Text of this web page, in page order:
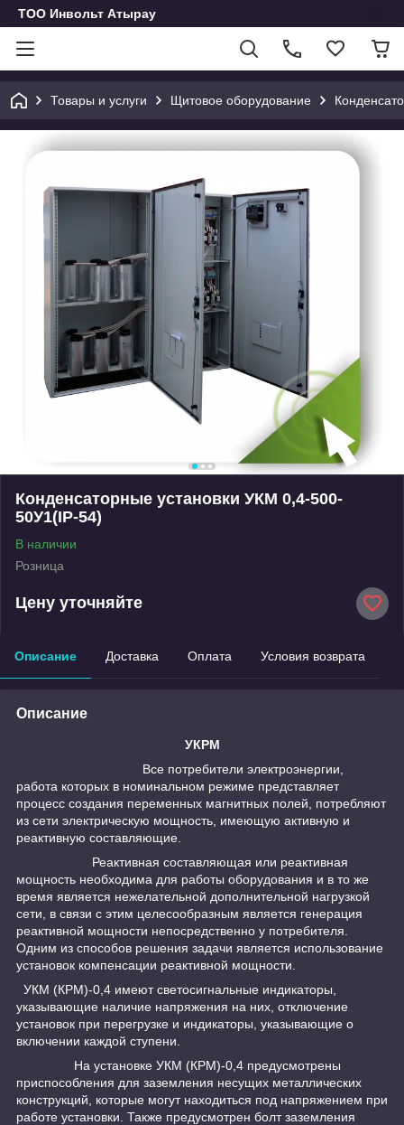
ТОО Инвольт Атырау
Товары и услуги Щитовое оборудование
Конденсаторные установки УКМ 0,4-500-
50У1(IP-54)
В наличии
Розница
Цену уточняйте
Описание Доставка Оплата Условия возврата
Описание
УКРМ
Все потребители электроэнергии,
работа которых в номинальном режиме представляет
процесс создания переменных магнитных полей, потребляют
из сети электрическую мощность, имеющую активную и
реактивную составляющие.
Реактивная составляющая или реактивная
мощность необходима для работы оборудования и в то же
время является нежелательной дополнительной нагрузкой
сети, в связи с этим целесообразным является генерация
реактивной мощности непосредственно у потребителя.
Одним из способов решения задачи является использование
установок компенсации реактивной мощности.
УКМ (КРМ)-0,4 имеют светосигнальные индикаторы,
указывающие наличие напряжения на них, отключение
установок при перегрузке и индикаторы, указывающие о
включении каждой ступени.
На установке УКМ (КРМ)-0,4 предусмотрены
приспособления для заземления несущих металлических
конструкций, которые могут находиться под напряжением при
работе установки. Также предусмотрен болт заземления